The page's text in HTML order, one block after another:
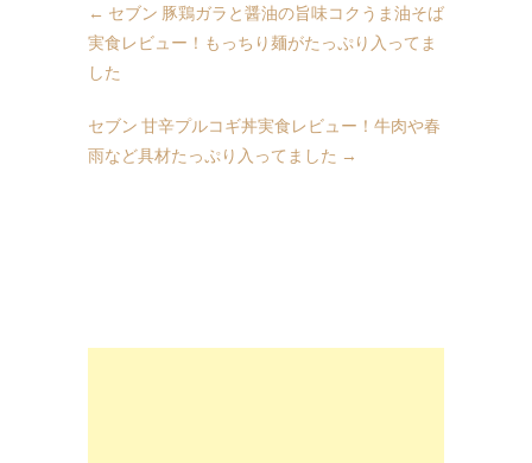
← セブン 豚鶏ガラと醤油の旨味コクうま油そば
実食レビュー！もっちり麺がたっぷり入ってま
した
セブン 甘辛プルコギ丼実食レビュー！牛肉や春
雨など具材たっぷり入ってました →